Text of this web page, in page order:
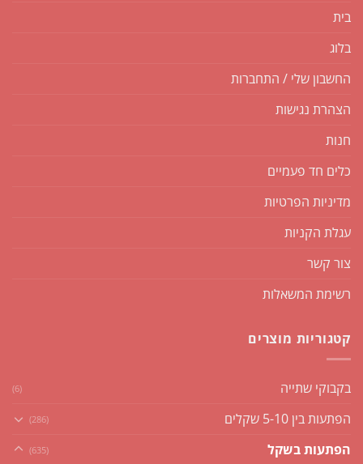
בית
בלוג
החשבון שלי / התחברות
הצהרת נגישות
חנות
כלים חד פעמיים
מדיניות הפרטיות
עגלת הקניות
צור קשר
רשימת המשאלות
קטגוריות מוצרים
בקבוקי שתייה (6)
הפתעות בין 5-10 שקלים (286)
הפתעות בשקל (635)